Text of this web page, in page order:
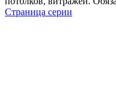
Страница серии